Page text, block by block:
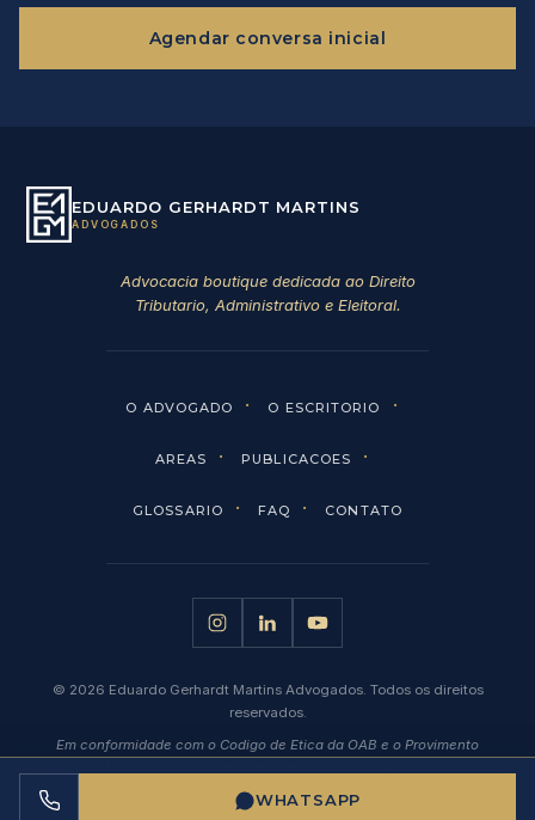
Agendar conversa inicial
EDUARDO GERHARDT MARTINS
ADVOGADOS
Advocacia boutique dedicada ao Direito
Tributario, Administrativo e Eleitoral.
O ADVOGADO · O ESCRITORIO ·
AREAS · PUBLICACOES ·
GLOSSARIO · FAQ · CONTATO
© 2026 Eduardo Gerhardt Martins Advogados. Todos os direitos
reservados.
Em conformidade com o Codigo de Etica da OAB e o Provimento
oferta de servicos ou captacao de clientela.
WHATSAPP